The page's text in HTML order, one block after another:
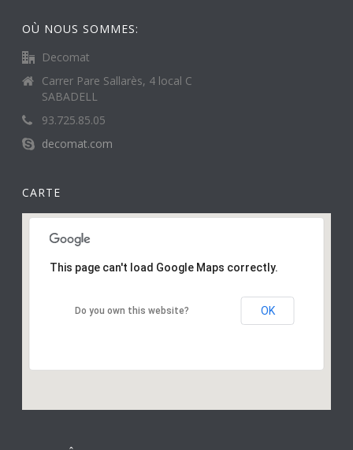
OÙ NOUS SOMMES:
Decomat
Carrer Pare Sallarès, 4 local C
SABADELL
93.725.85.05
decomat.com
CARTE
This page can't load Google Maps correctly.
Do you own this website? OK